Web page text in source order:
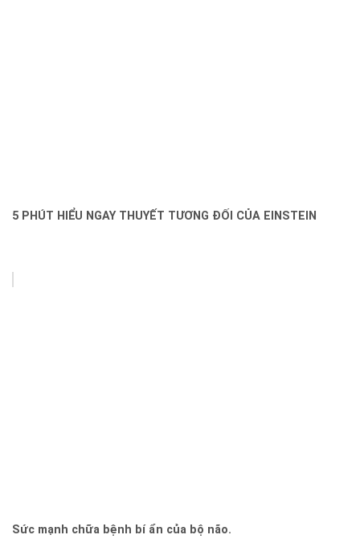
5 PHÚT HIỂU NGAY THUYẾT TƯƠNG ĐỐI CỦA EINSTEIN
Sức mạnh chữa bệnh bí ẩn của bộ não.